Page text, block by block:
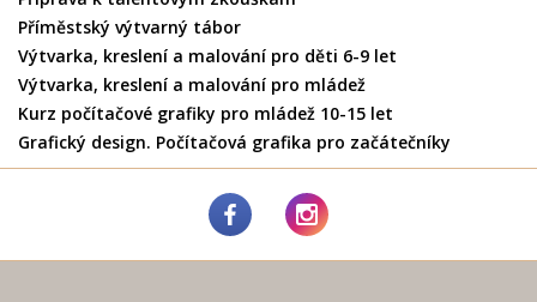
Příměstský výtvarný tábor
Výtvarka, kreslení a malování pro děti 6-9 let
Výtvarka, kreslení a malování pro mládež
Kurz počítačové grafiky pro mládež 10-15 let
Grafický design. Počítačová grafika pro začátečníky